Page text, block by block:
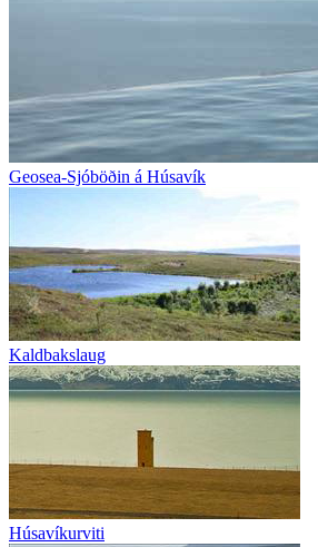
Geosea-Sjóböðin á Húsavík
Kaldbakslaug
Húsavíkurviti